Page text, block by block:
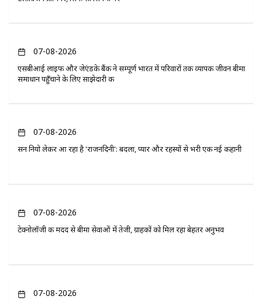
07-08-2026
एसबीआई लाइफ और जेएंडके बैंक ने सम्पूर्ण भारत में परिवारों तक व्यापक जीवन बीमा
समाधान पहुँचाने के लिए साझेदारी की
07-08-2026
सन नियो लेकर आ रहा है 'राजनंदिनी': बदला, प्यार और रहस्यों से भरी एक नई कहानी
07-08-2026
टेक्नोलॉजी की मदद से बीमा सेवाओं में तेजी, ग्राहकों को मिल रहा बेहतर अनुभव
07-08-2026